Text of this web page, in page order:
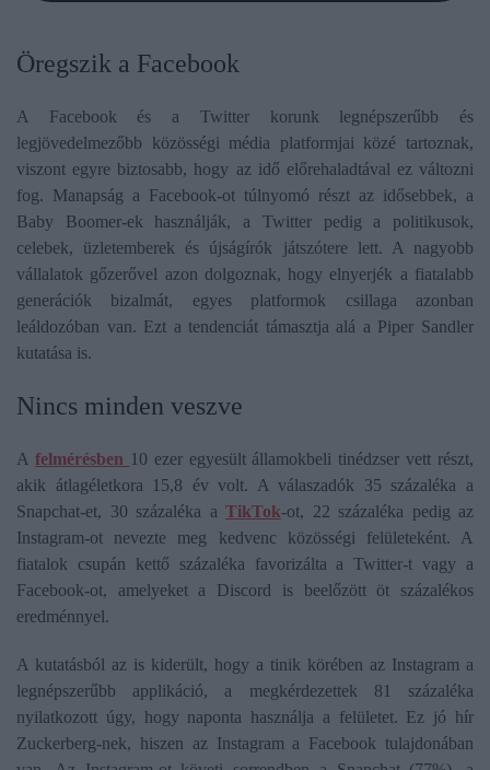
Öregszik a Facebook
A Facebook és a Twitter korunk legnépszerűbb és
legjövedelmezőbb közösségi média platformjai közé tartoznak,
viszont egyre biztosabb, hogy az idő előrehaladtával ez változni
fog. Manapság a Facebook-ot túlnyomó részt az idősebbek, a
Baby Boomer-ek használják, a Twitter pedig a politikusok,
celebek, üzletemberek és újságírók játszótere lett. A nagyobb
vállalatok gőzerővel azon dolgoznak, hogy elnyerjék a fiatalabb
generációk bizalmát, egyes platformok csillaga azonban
leáldozóban van. Ezt a tendenciát támasztja alá a Piper Sandler
kutatása is.
Nincs minden veszve
A felmérésben 10 ezer egyesült államokbeli tinédzser vett részt,
akik átlagéletkora 15,8 év volt. A válaszadók 35 százaléka a
Snapchat-et, 30 százaléka a TikTok-ot, 22 százaléka pedig az
Instagram-ot nevezte meg kedvenc közösségi felületeként. A
fiatalok csupán kettő százaléka favorizálta a Twitter-t vagy a
Facebook-ot, amelyeket a Discord is beelőzött öt százalékos
eredménnyel.
A kutatásból az is kiderült, hogy a tinik körében az Instagram a
legnépszerűbb applikáció, a megkérdezettek 81 százaléka
nyilatkozott úgy, hogy naponta használja a felületet. Ez jó hír
Zuckerberg-nek, hiszen az Instagram a Facebook tulajdonában